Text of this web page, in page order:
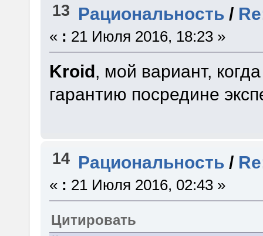
13 Рациональность /
« : 21 Июля 2016, 18:23 »
Kroid, мой вариант,
гарантию посредине
14 Рациональность /
« : 21 Июля 2016, 02:43 »
Цитировать